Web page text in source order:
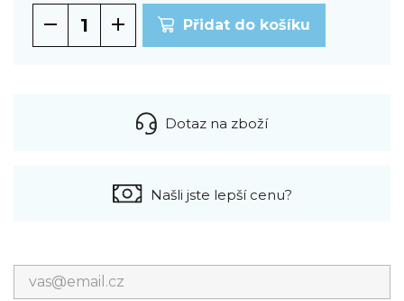
Přidat do košíku
Dotaz na zboží
Našli jste lepší cenu?